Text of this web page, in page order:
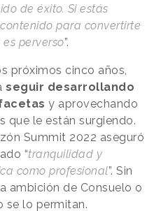
de éxito. Si estás
para convertirte
perverso”.
próximos cinco años,
seguir desarrollando
y aprovechando
que le están surgiendo.
Summit 2022 aseguró
“tranquilidad y
como profesional”. Sin
ambición de Consuelo o
se lo permitan.